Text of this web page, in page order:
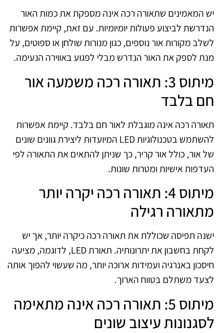
יש המאמינים שתאורה רכה אינה מספקת את כמות האור
הנדרשת לביצוע פעולות יומיומיות. עם זאת, קיימת אפשרות
לשלב מקורות אור נוספים, כגון מנורות שולחן או ספוטים, על
מנת לספק את האור הנדרש מבלי לפגוע באווירה הנעימה.
מיתוס 3: תאורה רכה משמעה אור
חם בלבד
תאורה רכה אינה מוגבלת לאור חם בלבד. קיימת אפשרות
להשתמש בטכנולוגיות LED המיועדות ליצירת גוונים שונים
של אור, כולל אור קריר, כך שניתן להתאים את התאורה לפי
העדפות אישיות ומטרות שונות.
מיתוס 4: תאורה רכה יקרה יותר
מתאורה רגילה
ישנה תפיסה שכוללת את תאורה רכה כיקרה יותר, אך יש
לקחת בחשבון את יתרונותיה. תאורת LED, לדוגמה, מציעה
חיסכון באנרגיה ועמידות ארוכה יותר, מה שעשוי להפוך אותה
לצעד משתלם בטווח הארוך.
מיתוס 5: תאורה רכה אינה מתאימה
לסגנונות עיצוב שונים